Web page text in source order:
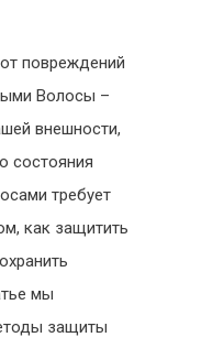
повреждений
Волосы –
внешности,
состояния
требует
как защитить
мы
защиты